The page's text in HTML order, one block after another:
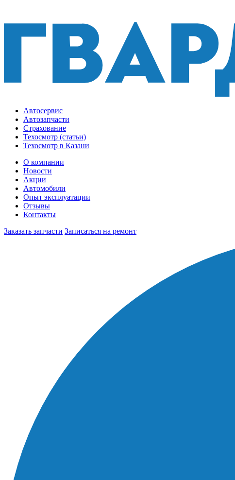
Автосервис
Автозапчасти
Страхование
Техосмотр (статьи)
Техосмотр в Казани
О компании
Новости
Акции
Автомобили
Опыт эксплуатации
Отзывы
Контакты
Заказать запчасти Записаться на ремонт